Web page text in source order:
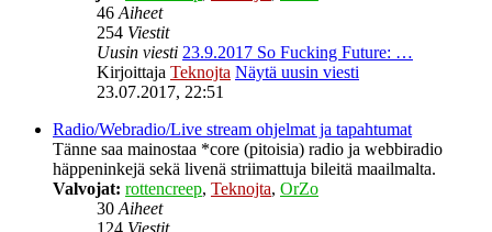
46Aiheet
254 Viestit
Uusin viesti 23.9.2017 So Fucking Future: …
Kirjoittaja Teknojta Näytä uusin viesti
23.07.2017, 22:51
Radio/Webradio/Live stream ohjelmat ja tapahtumat
Tänne saa mainostaa *core (pitoisia) radio ja webbiradio
häppeninkejä sekä livenä striimattuja bileitä maailmalta.
Valvojat: rottencreep, Teknojta, OrZo
30Aiheet